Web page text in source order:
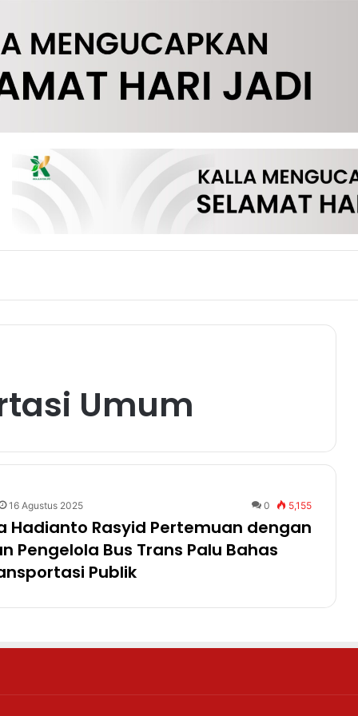
Umum
16 Agustus 2025 0 5,155
Hadianto Rasyid Pertemuan dengan
Pengelola Bus Trans Palu Bahas
Publik